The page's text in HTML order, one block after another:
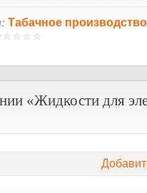
Табачное производство
«Жидкости для